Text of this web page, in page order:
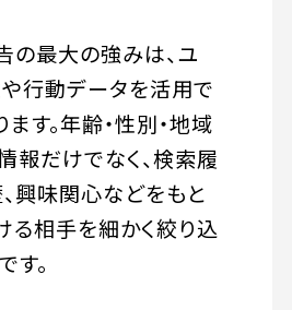
の最大の強みは、ユ
行動データを活用で
す。年齢・性別・地域
報だけでなく、検索履
興味関心などをもと
る相手を細かく絞り込
す。